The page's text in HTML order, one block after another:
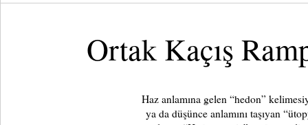
Ortak Kaçış
Haz anlamına gelen “hedon”
ya da düşünce anlamını taşıyan